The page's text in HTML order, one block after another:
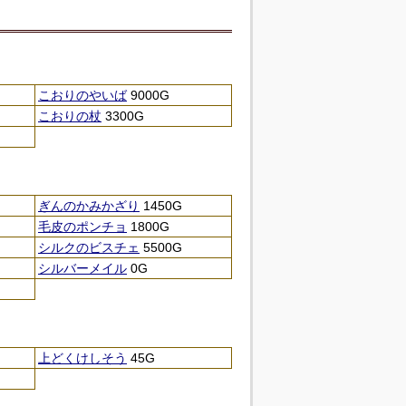
こおりのやいば9000G
こおりの杖 3300G
ぎんのかみかざり 1450G
毛皮のポンチョ 1800G
シルクのビスチェ 5500G
シルバーメイル 0G
上どくけしそう 45G